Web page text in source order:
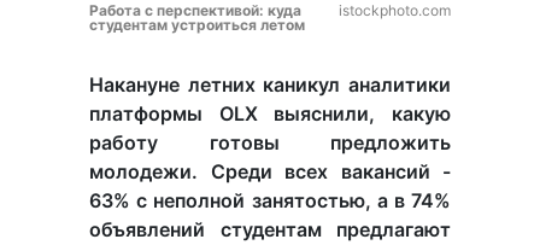
Работа с перспективой: куда
студентам устроиться летом
istockphoto.com
Накануне летних каникул аналитики
платформы OLX выяснили, какую
работу готовы предложить
молодежи. Среди всех вакансий -
63% с неполной занятостью, а в 74%
объявлений студентам предлагают